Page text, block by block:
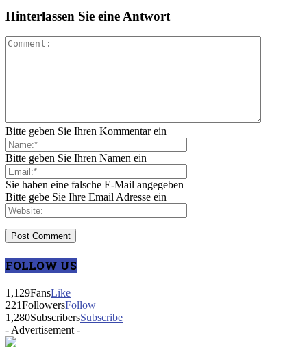
Hinterlassen Sie eine Antwort
Bitte geben Sie Ihren Kommentar ein
Bitte geben Sie Ihren Namen ein
Sie haben eine falsche E-Mail angegeben
Bitte gebe Sie Ihre Email Adresse ein
FOLLOW US
1,129FansLike
221FollowersFollow
1,280SubscribersSubscribe
- Advertisement -